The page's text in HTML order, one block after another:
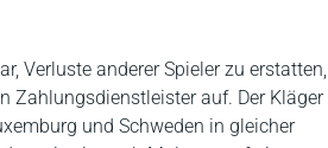
Verluste anderer Spieler zu erstatten,
Zahlungsdienstleister auf. Der Kläger
und Schweden in gleicher